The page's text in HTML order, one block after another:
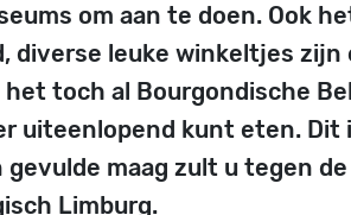
om aan te doen. Ook
diverse leuke winkeltjes zijn
toch al Bourgondische
uiteenlopend kunt eten. Dit
maag zult u tegen
Limburg.